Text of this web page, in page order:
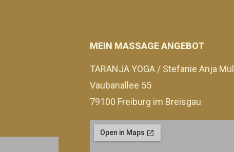
MEIN MASSAGE ANGEBOT
TARANJA YOGA / Stefanie Anja
Vaubanallee 55
79100 Freiburg im Breisgau